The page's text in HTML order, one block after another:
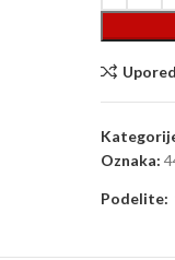
Oznaka:
Podelite: